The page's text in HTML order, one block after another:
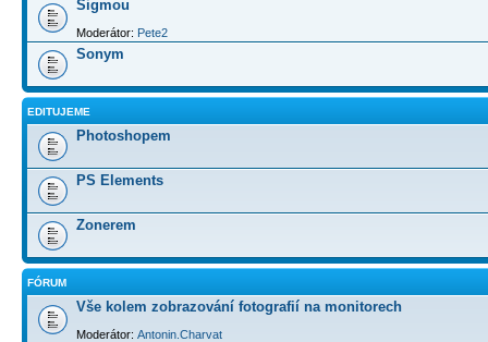
Sigmou
Moderátor: Pete2
Sonym
EDITUJEME
Photoshopem
PS Elements
Zonerem
FÓRUM
Vše kolem zobrazování fotografií na monitorech
Moderátor: Antonin.Charvat